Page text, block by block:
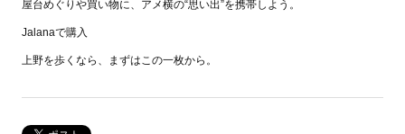
屋台めぐりや買い物に、アメ横の“思い出”を携帯しよう。
Jalanaで購入
上野を歩くなら、まずはこの一枚から。